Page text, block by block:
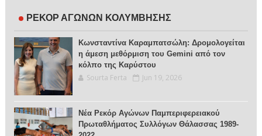
ΡΕΚΟΡ ΑΓΩΝΩΝ ΚΟΛΥΜΒΗΣΗΣ
Κωνσταντίνα Καραμπατσώλη: Δρομολογείται
η άμεση μεθόρμιση του Gemini από τον
κόλπο της Καρύστου
Sourta Ferta Jun 19, 2026
Νέα Ρεκόρ Αγώνων Παμπεριφερειακού
Πρωταθλήματος Συλλόγων Θάλασσας 1989-